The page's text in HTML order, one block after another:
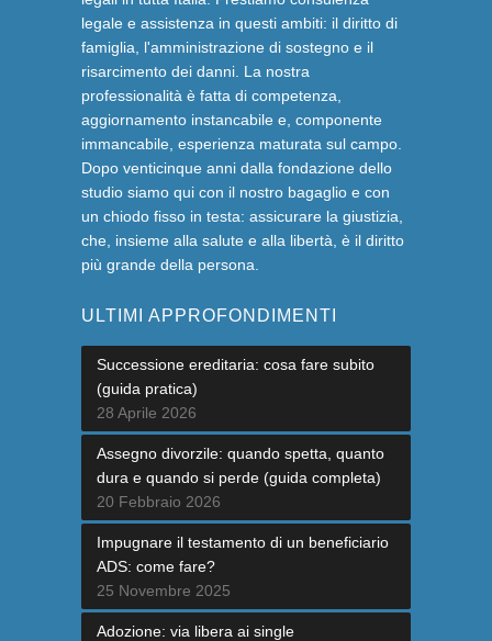
legale e assistenza in questi ambiti: il diritto di
famiglia, l'amministrazione di sostegno e il
risarcimento dei danni. La nostra
professionalità è fatta di competenza,
aggiornamento instancabile e, componente
immancabile, esperienza maturata sul campo.
Dopo venticinque anni dalla fondazione dello
studio siamo qui con il nostro bagaglio e con
un chiodo fisso in testa: assicurare la giustizia,
che, insieme alla salute e alla libertà, è il diritto
più grande della persona.
ULTIMI APPROFONDIMENTI
Successione ereditaria: cosa fare subito
(guida pratica)
28 Aprile 2026
Assegno divorzile: quando spetta, quanto
dura e quando si perde (guida completa)
20 Febbraio 2026
Impugnare il testamento di un beneficiario
ADS: come fare?
25 Novembre 2025
Adozione: via libera ai single